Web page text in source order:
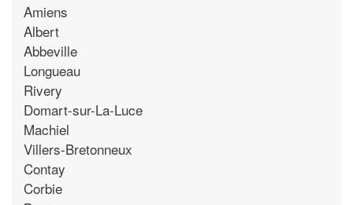
Amiens
Albert
Abbeville
Longueau
Rivery
Domart-sur-La-Luce
Machiel
Villers-Bretonneux
Contay
Corbie